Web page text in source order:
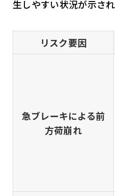
生しやすい状況が示され
リスク要因
急ブレーキによる前
方荷崩れ